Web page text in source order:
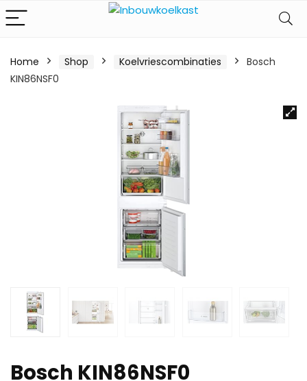
Home Shop Koelvriescombinaties
Bosch
KIN86NSF0
Bosch KIN86NSF0